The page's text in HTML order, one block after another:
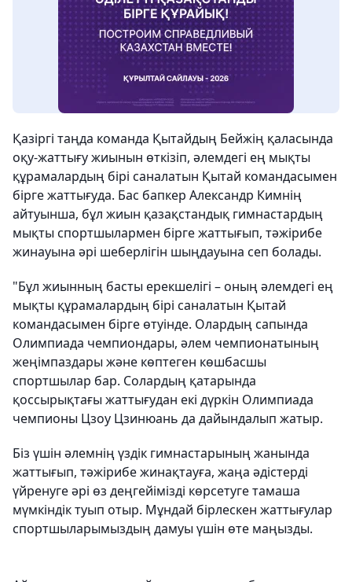
Қазіргі таңда команда Қытайдың Бейжің қаласында
оқу-жаттығу жиынын өткізіп, әлемдегі ең мықты
құрамалардың бірі саналатын Қытай командасымен
бірге жаттығуда. Бас бапкер Александр Кимнің
айтуынша, бұл жиын қазақстандық гимнастардың
мықты спортшылармен бірге жаттығып, тәжірибе
жинауына әрі шеберлігін шыңдауына сеп болады.
"Бұл жиынның басты ерекшелігі – оның әлемдегі ең
мықты құрамалардың бірі саналатын Қытай
командасымен бірге өтуінде. Олардың сапында
Олимпиада чемпиондары, әлем чемпионатының
жеңімпаздары және көптеген көшбасшы
спортшылар бар. Солардың қатарында
қоссырықтағы жаттығудан екі дүркін Олимпиада
чемпионы Цзоу Цзинюань да дайындалып жатыр.
Біз үшін әлемнің үздік гимнастарының жанында
жаттығып, тәжірибе жинақтауға, жаңа әдістерді
үйренуге әрі өз деңгейімізді көрсетуге тамаша
мүмкіндік туып отыр. Мұндай бірлескен жаттығулар
спортшыларымыздың дамуы үшін өте маңызды.